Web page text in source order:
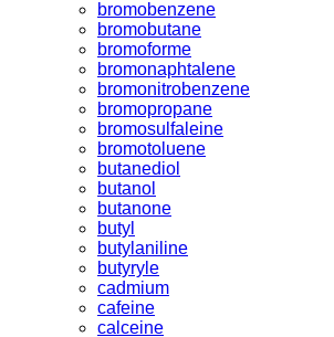
bromobenzene
bromobutane
bromoforme
bromonaphtalene
bromonitrobenzene
bromopropane
bromosulfaleine
bromotoluene
butanediol
butanol
butanone
butyl
butylaniline
butyryle
cadmium
cafeine
calceine